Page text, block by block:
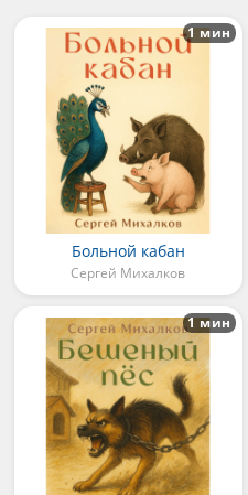
Больной кабан
Сергей Михалков
1 мин
1 мин